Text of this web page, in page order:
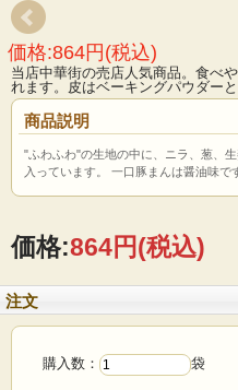
価格:864円(税込)
当店中華街の売店人気商品。食べ
れます。皮はベーキングパウダー
商品説明
"ふわふわ"の生地の中に、ニラ、葱、
入っています。 一口豚まんは醤油味で
価格:864円(税込)
注文
購入数： 袋